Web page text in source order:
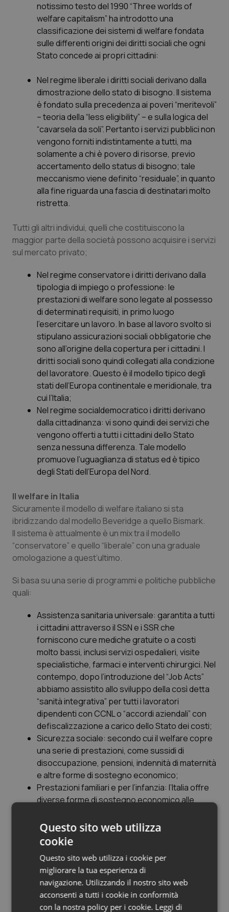
notissimo testo del 1990 “Three worlds of
welfare capitalism”ha introdotto una
classificazione dei sistemi di welfare fondata
sulle differenti origini dei diritti sociali che ogni
Stato concede ai propri cittadini:
Nel regime liberalei diritti sociali derivano dalla
dimostrazione dello stato di bisogno. Il sistema
è fondato sulla precedenza ai poveri “meritevoli”
– teoria della “less eligibility” – e sulla logica del
“cavarsela da soli”. Pertanto i servizi pubblici non
vengono forniti indistintamente a tutti, ma
solamente a chi è povero di risorse, previo
accertamento dello status di bisogno; tale
meccanismo viene definito “residuale”, in quanto
alla fine riguarda una fascia di destinatari molto
ristretta.
Tutti gli altri individui, quelli che costituiscono la
maggior parte della società possono acquisire i servizi
sul mercato privato;
Nel regime conservatorei diritti derivano dalla
tipologia di impiego o professione: le
prestazioni di welfare sono legate al possesso
di determinati requisiti, in primo luogo
l’esercitare un lavoro. In base al lavoro svolto si
stipulano assicurazioni sociali obbligatorie che
sono all’origine della copertura per i cittadini. I
diritti sociali sono quindi collegati alla condizione
del lavoratore. Questo è il modello tipico degli
stati dell’Europa continentale e meridionale, tra
cui l’Italia;
Nel regime socialdemocraticoi diritti derivano
dalla cittadinanza: vi sono quindi dei servizi che
vengono offerti a tutti i cittadini dello Stato
senza nessuna differenza. Tale modello
promuove l’uguaglianza di status ed è tipico
degli Stati dell’Europa del Nord.
Il welfare in Italia
Sicuramente il modello di welfare italiano si sta
ibridizzando dal modello Beveridge a quello Bismark.
Il sistema è attualmente è un mix tra il modello
“conservatore” e quello “liberale” con una graduale
omologazione a quest’ultimo.
Si basa su una serie di programmi e politiche pubbliche
quali:
Assistenza sanitaria universale: garantita a tutti
i cittadini attraverso il SSN e i SSR che
forniscono cure mediche gratuite o a costi
molto bassi, inclusi servizi ospedalieri, visite
specialistiche, farmaci e interventi chirurgici. Nel
contempo, dopo l’introduzione del “Job Acts”
abbiamo assistito allo sviluppo della così detta
“sanità integrativa” per tutti i lavoratori
dipendenti con CCNL o “accordi aziendali”con
defiscalizzazione a carico dello Stato dei costi;
Sicurezza sociale: secondo cui il welfare copre
una serie di prestazioni, come sussidi di
disoccupazione, pensioni, indennità di maternità
e altre forme di sostegno economico;
Prestazioni familiari e per l’infanzia: l’Italia offre
diverse forme di sostegno economico alle
Assistenza agli anziani e alle persone con
disabilità: tra cui, per esempio, servizi di
assistenza domiciliare, strutture residenziali e
centri diurni;
Formazione e istruzione:programmi di
sostegno all’istruzione, come borse di studio e
sussidi per l’istruzione superiore;
Questo sito web utilizza
cookie
Questo sito web utilizza i cookie per
migliorare la tua esperienza di
navigazione. Utilizzando il nostro sito web
acconsenti a tutti i cookie in conformità
con la nostra policy per i cookie. Leggi di